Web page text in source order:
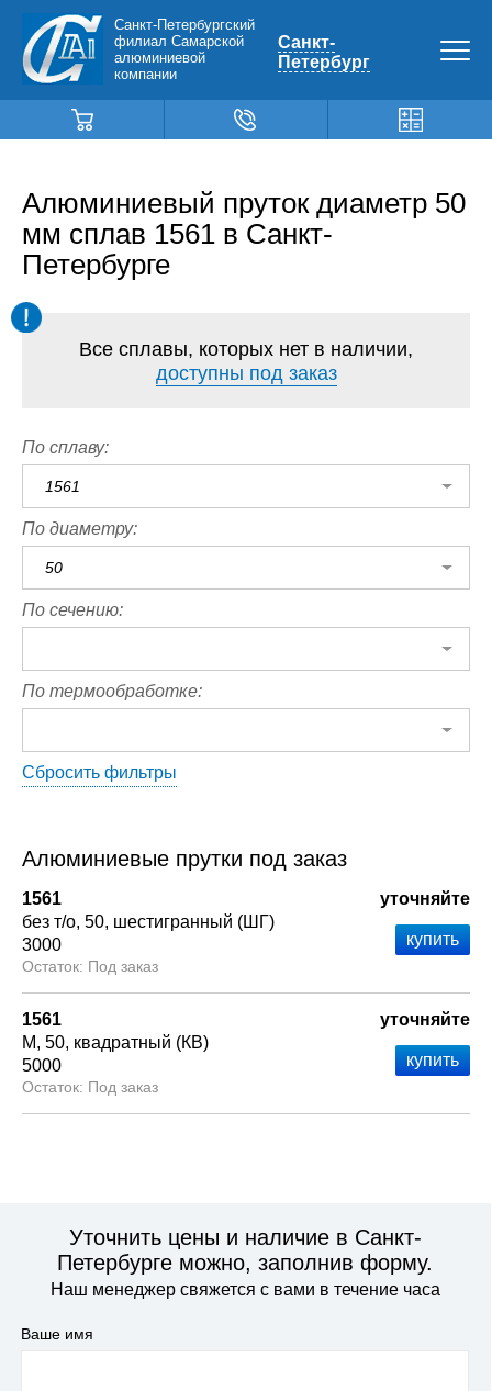
Санкт-Петербургский
филиал Самарской
алюминиевой
компании
Санкт-
Петербург
Алюминиевый пруток диаметр 50
мм сплав 1561 в Санкт-
Петербурге
Все сплавы, которых нет в наличии,
доступны под заказ
По сплаву:
1561
По диаметру:
50
По сечению:
По термообработке:
Сбросить фильтры
Алюминиевые прутки под заказ
1561
без т/о 50 шестигранный (ШГ)
3000
Под заказ
уточняйте
1561
М 50 квадратный (КВ)
5000
Под заказ
уточняйте
Уточнить цены и наличие в Санкт-
Петербурге можно, заполнив форму.
Наш менеджер свяжется с вами в течение часа
Ваше имя